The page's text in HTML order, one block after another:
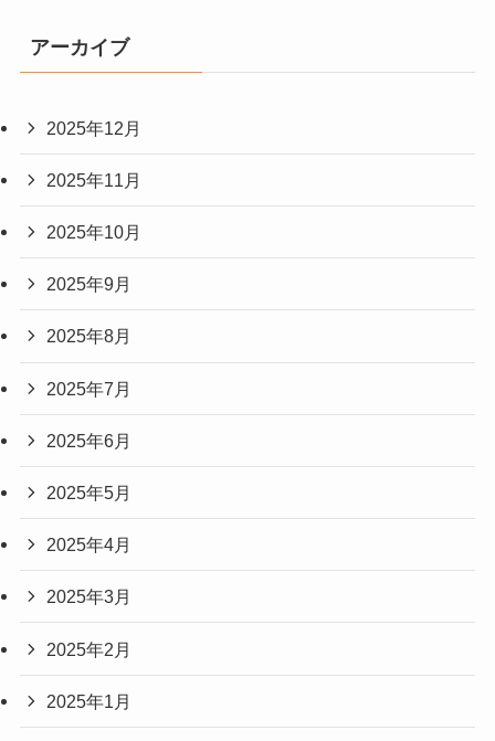
アーカイブ
2025年12月
2025年11月
2025年10月
2025年9月
2025年8月
2025年7月
2025年6月
2025年5月
2025年4月
2025年3月
2025年2月
2025年1月